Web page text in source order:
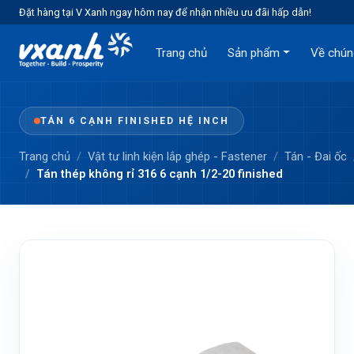
Đặt hàng tại V Xanh ngay hôm nay để nhận nhiều ưu đãi hấp dẫn!
Trang chủ Sản phẩm Về
TÁN 6 CẠNH FINISHED HỆ INCH
Trang chủ Vật tư linh kiện lắp ghép - Fastener
Tán - Đai ốc
Tán thép không rỉ 316 6 cạnh 1/2-20 finished